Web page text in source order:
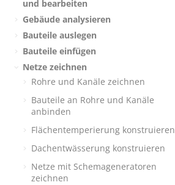
und bearbeiten
Gebäude analysieren
Bauteile auslegen
Bauteile einfügen
Netze zeichnen
Rohre und Kanäle zeichnen
Bauteile an Rohre und Kanäle
anbinden
Flächentemperierung konstruieren
Dachentwässerung konstruieren
Netze mit Schemageneratoren
zeichnen